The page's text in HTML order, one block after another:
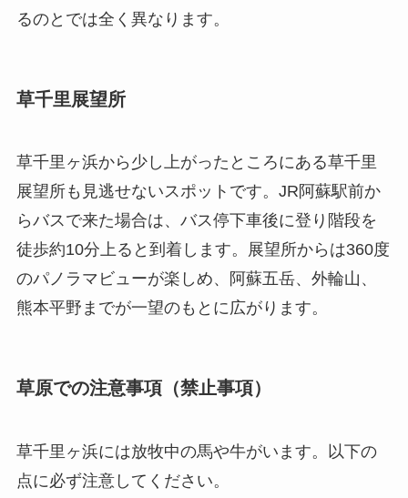
るのとでは全く異なります。
草千里展望所
草千里ヶ浜から少し上がったところにある草千里
展望所も見逃せないスポットです。JR阿蘇駅前か
らバスで来た場合は、バス停下車後に登り階段を
徒歩約10分上ると到着します。展望所からは360度
のパノラマビューが楽しめ、阿蘇五岳、外輪山、
熊本平野までが一望のもとに広がります。
草原での注意事項（禁止事項）
草千里ヶ浜には放牧中の馬や牛がいます。以下の
点に必ず注意してください。